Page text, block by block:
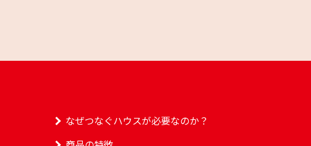
なぜつなぐハウスが必要なのか？